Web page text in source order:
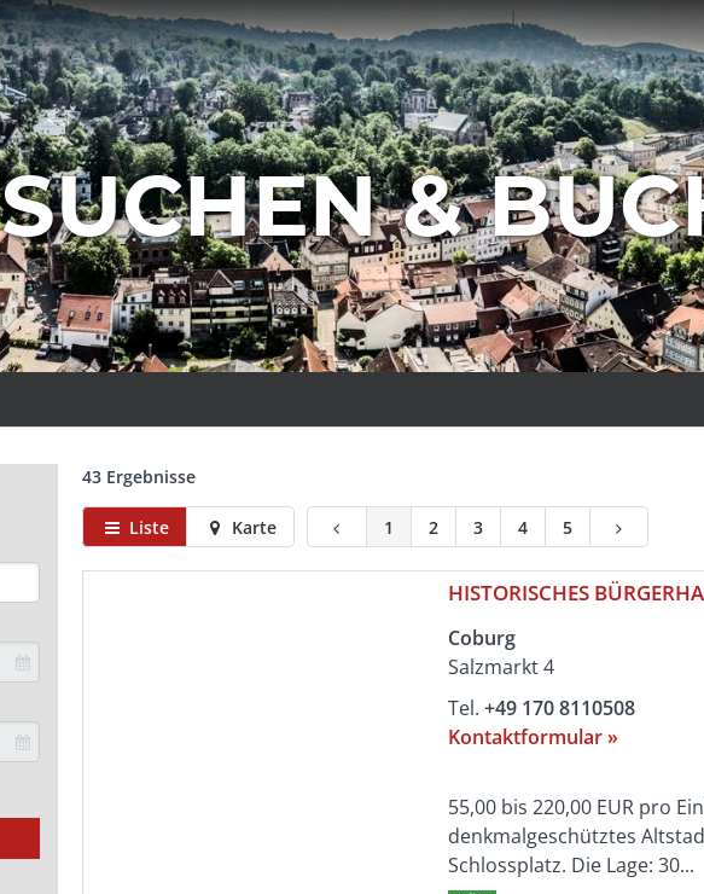
SUCHEN &
43 Ergebnisse
Liste Karte 1 2 3 4 5
HISTORISCHES
Coburg
Salzmarkt 4
Tel. +49 170 8110508
Kontaktformular »
55,00 bis 220,00 EUR pro
denkmalgeschütztes
Schlossplatz. Die Lage: 30...